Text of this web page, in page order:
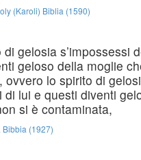
(Karoli) Biblia (1590)
gelosia s’impossessi
geloso della moglie
ovvero lo spirito di
di lui e questi diventi
si è contaminata,
Bibbia (1927)